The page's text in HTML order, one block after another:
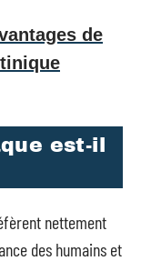
de
est-il
nettement
des humains et